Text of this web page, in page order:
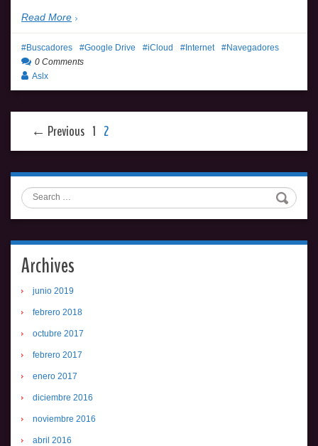
Read More
Buscadores Google Drive iCloud Internet
Navegadores
0 Comments
Aslx
← Previous 1 2
Search
Archives
junio 2019
febrero 2018
octubre 2017
febrero 2017
enero 2017
diciembre 2016
noviembre 2016
abril 2016